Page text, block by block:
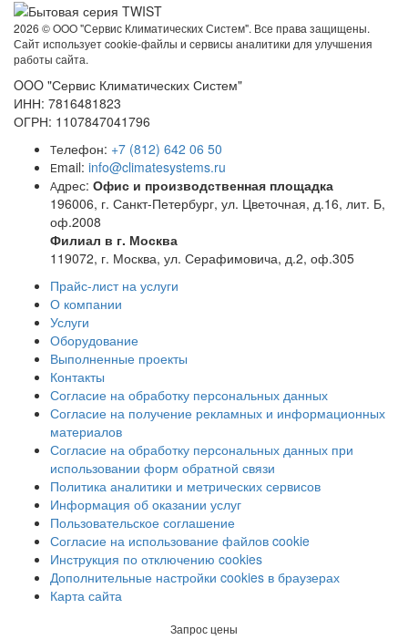
2026 ©OOO "Сервис Климатических Систем". Все права защищены.
Сайт использует cookie-файлы и сервисы аналитики для улучшения
работы сайта.
OOO "Сервис Климатических Систем"
ИНН: 7816481823
ОГРН: 1107847041796
Телефон: +7 (812) 642 06 50
Email: info@climatesystems.ru
Адрес: Офис и производственная площадка
196006, г. Санкт-Петербург, ул. Цветочная, д.16, лит. Б,
оф.2008
Филиал в г. Москва
119072, г. Москва, ул. Серафимовича, д.2, оф.305
Прайс-лист на услуги
О компании
Услуги
Оборудование
Выполненные проекты
Контакты
Согласие на обработку персональных данных
Согласие на получение рекламных и информационных
материалов
Согласие на обработку персональных данных при
использовании форм обратной связи
Политика аналитики и метрических сервисов
Информация об оказании услуг
Пользовательское соглашение
Согласие на использование файлов cookie
Инструкция по отключению cookies
Дополнительные настройки cookies в браузерах
Карта сайта
Запрос цены